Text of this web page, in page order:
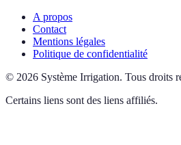
A propos
Contact
Mentions légales
Politique de confidentialité
© 2026 Système Irrigation. Tous droits
Certains liens sont des liens affiliés.